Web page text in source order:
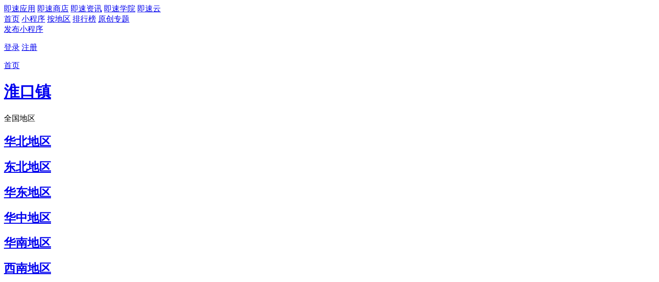
即速应用 即速商店 即速资讯 即速学院 即速云
首页 小程序 按地区 排行榜 原创专题
发布小程序
登录 注册
首页
淮口镇
全国地区
华北地区
东北地区
华东地区
华中地区
华南地区
西南地区